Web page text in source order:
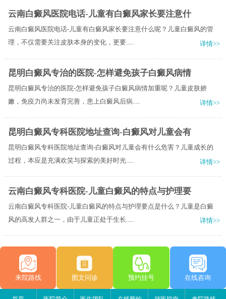
云南白癜风医院电话-儿童有白癜风家长要注意什
云南白癜风医院电话-儿童有白癜风家长要注意什么呢？儿童白癜风的管
理，不仅需要关注皮肤本身的变化，更要.....
详情>>
昆明白癜风专治的医院-怎样避免孩子白癜风病情
昆明白癜风专治的医院-怎样避免孩子白癜风病情加重呢？儿童皮肤娇
嫩，免疫力尚未发育完善，患上白癜风后病.....
详情>>
昆明白癜风专科医院地址查询-白癜风对儿童会有
昆明白癜风专科医院地址查询-白癜风对儿童会有什么危害？儿童成长的
过程，本应是充满欢笑与探索的美好时光.....
详情>>
云南白癜风专科医院-儿童白癜风的特点与护理要
云南白癜风专科医院-儿童白癜风的特点与护理要点是什么？儿童是白癜
风的高发人群之一，由于儿童正处于生长.....
详情>>
来院路线 图文问诊 预约挂号 在线咨询